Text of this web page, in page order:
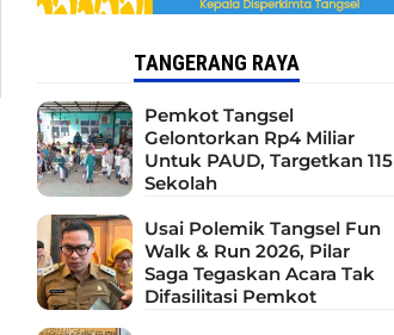
TANGERANG RAYA
Pemkot Tangsel
Gelontorkan Rp4 Miliar
Untuk PAUD, Targetkan 115
Sekolah
Usai Polemik Tangsel Fun
Walk & Run 2026, Pilar
Saga Tegaskan Acara Tak
Difasilitasi Pemkot